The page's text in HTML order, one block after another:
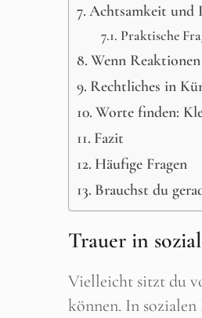
Achtsamkeit und
Praktische
Wenn
Rechtliches in
Worte finden:
Fazit
Häufige Fragen
Brauchst du
Trauer in
Vielleicht sitzt du
können. In